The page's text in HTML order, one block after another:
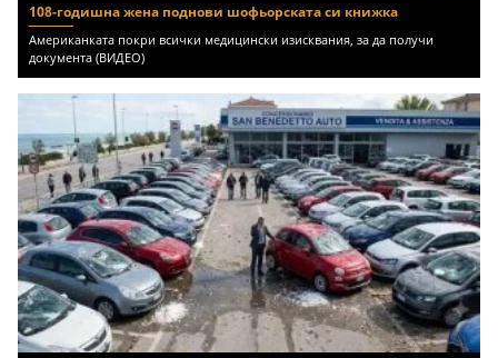
108-годишна жена поднови шофьорската си книжка
Американката покри всички медицински изисквания, за да получи
документа (ВИДЕО)